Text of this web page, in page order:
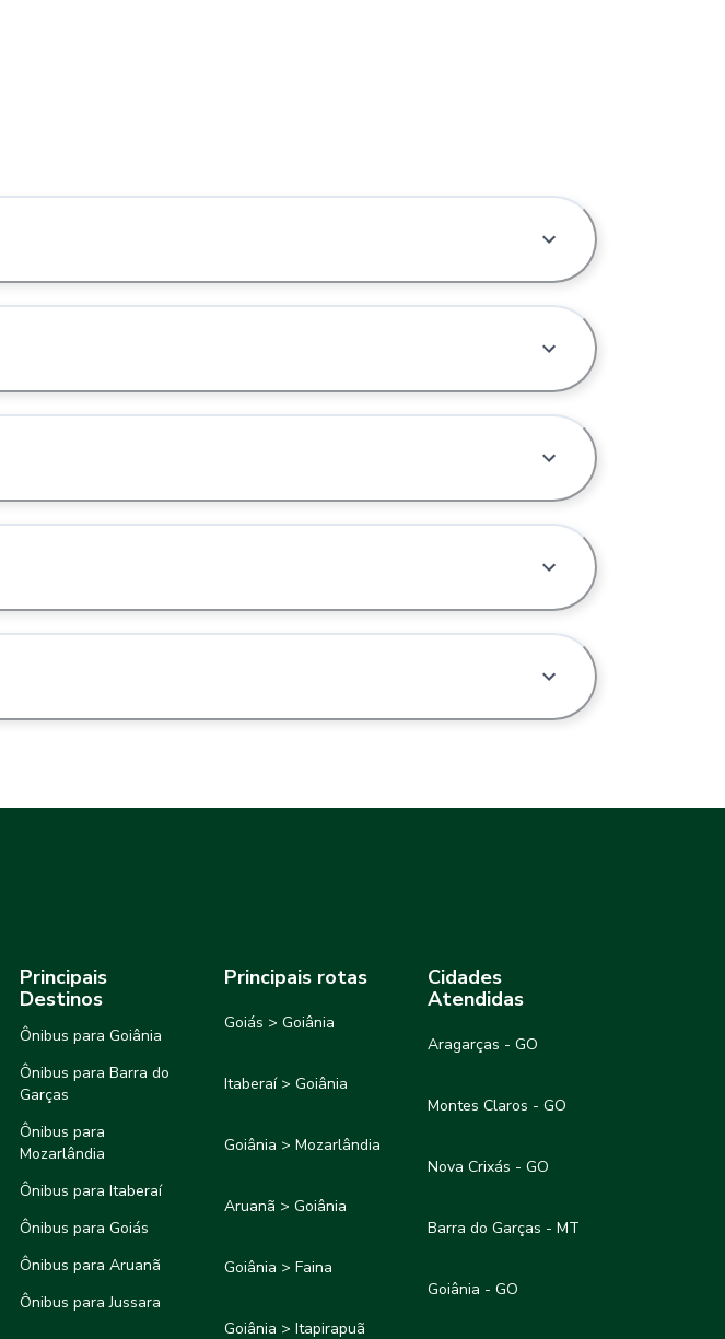
Principais
Destinos
Ônibus para Goiânia
Ônibus para Barra do
Garças
Ônibus para
Mozarlândia
Ônibus para Itaberaí
Ônibus para Goiás
Ônibus para Aruanã
Ônibus para Jussara
Principais rotas
Goiás > Goiânia
Itaberaí > Goiânia
Goiânia > Mozarlândia
Aruanã > Goiânia
Goiânia > Faina
Goiânia > Itapirapuã
Cidades
Atendidas
Aragarças - GO
Montes Claros - GO
Nova Crixás - GO
Barra do Garças - MT
Goiânia - GO